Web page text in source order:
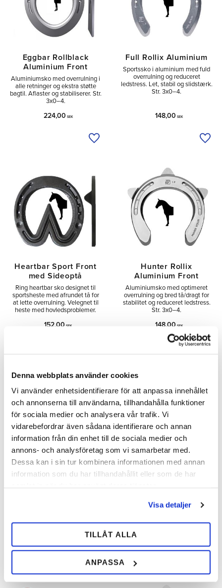
Denna webbplats använder cookies
Vi använder enhetsidentifierare för att anpassa innehållet
och annonserna till användarna, tillhandahålla funktioner
för sociala medier och analysera vår trafik. Vi
vidarebefordrar även sådana identifierare och annan
information från din enhet till de sociala medier och
annons- och analysföretag som vi samarbetar med.
Dessa kan i sin tur kombinera informationen med annan
information som du har tillhandahållit eller som de har
Visa detaljer
TILLÅT ALLA
ANPASSA
Eggbar Rollblack
Aluminium Front
Aluminiumsko med overrulning i
alle retninger og ekstra støtte
bagtil. Aflaster og stabiliserer. Str.
3x0–4.
224,00 SEK
Tilføj til ønskeliste
Full Rollix Aluminium
Sportssko i aluminium med fuld
overrulning og reduceret
ledstress. Let, stabil og slidstærk.
Str. 3x0–4.
148,00 SEK
Heartbar Sport Front
med Sideoptå
Ring heartbar sko designet til
sportsheste med afrundet tå for
at lette overrulning. Velegnet til
heste med hovledsproblemer.
152,00 SEK
Hunter Rollix
Aluminium Front
Aluminiumsko med optimeret
overrulning og bred tå/dragt for
stabilitet og reduceret ledstress.
Str. 3x0–4.
148,00 SEK
Parabolix Aluminium
Tilføj til ønskeliste
Parabolix Aluminium
aluminium, der mindsker
belastning og øger stabilitet.